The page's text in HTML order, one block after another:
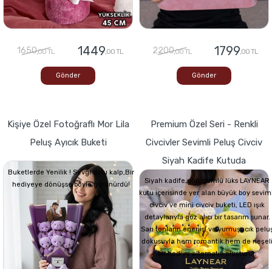
1650,00 TL 1449,00 TL
Gönder
2200,00 TL 1799,00 TL
Gönder
Kişiye Özel Fotoğraflı Mor Lila
Peluş Ayıcık Buketi
Buketlerde Yenilik ! Sevgi dolu kalp,Bir
hediyeye dönüşse böyle görünürdü!
Premium Özel Seri - Renkli
Civcivler Sevimli Peluş Civciv
Siyah Kadife Kutuda
Siyah kadife görünümlü lüks LAYNEAR
kutu içerisinde yer alan büyük boy
civciv ve mini civciv buketi, LED ışık
detaylarıyla göz alıcı bir tasarım sunar.
Sarı tonların enerjisi ve yumuşacık
dokusuyla hem romantik hem de neşeli
bir hediye alternatifi oluşturur.